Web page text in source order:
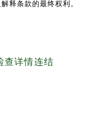
释条款的最终权利。
查详情连结